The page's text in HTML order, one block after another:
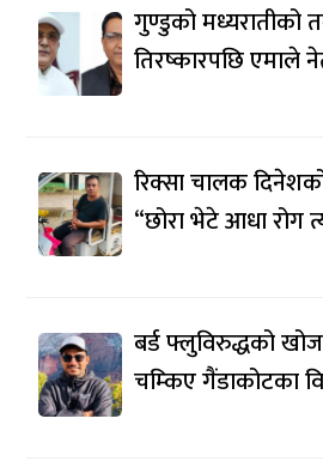
गुण्डुको मध्यरातीको
तिरष्कारपछि एमाले
रिक्सा चालक
“छोरा भेटे आधा रोग
बर्ड फ्लुविरुद्धको
चम्किए गैंडाकोटका